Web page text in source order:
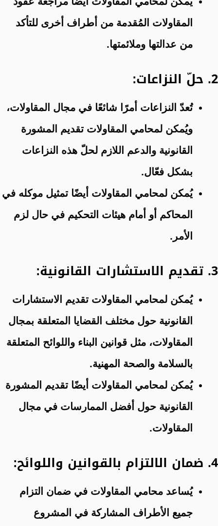
المقاولات المُقدمة من أطراف أخرى للتأكد
من عدالتها وملائمتها.
2. حلّ النزاعات:
تُعدّ النزاعات أمرًا شائعًا في مجال المقاولات،
ويُمكن لمحامي المقاولات تقديم المشورة
القانونية والدعم اللازم لحلّ هذه النزاعات
بشكل فعّال.
يُمكن لمحامي المقاولات أيضًا تمثيل موكله في
المحاكم أو أمام هيئات التحكيم في حال لزم
الأمر.
3. تقديم الاستشارات القانونية:
يُمكن لمحامي المقاولات تقديم الاستشارات
القانونية حول مختلف القضايا المتعلقة بمجال
المقاولات، مثل قوانين البناء واللوائح المتعلقة
بالسلامة والصحة المهنية.
يُمكن لمحامي المقاولات أيضًا تقديم المشورة
القانونية حول أفضل الممارسات في مجال
المقاولات.
4. ضمان الالتزام بالقوانين واللوائح:
يُساعد محامي المقاولات في ضمان التزام
جميع الأطراف المشاركة في المشروع